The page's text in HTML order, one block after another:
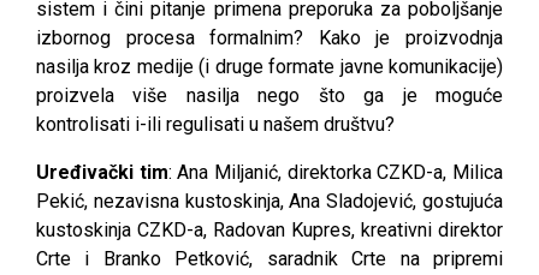
sistem i čini pitanje primena preporuka za poboljšanje
izbornog procesa formalnim? Kako je proizvodnja
nasilja kroz medije (i druge formate javne komunikacije)
proizvela više nasilja nego što ga je moguće
kontrolisati i-ili regulisati u našem društvu?
Uređivački tim: Ana Miljanić, direktorka CZKD-a, Milica
Pekić, nezavisna kustoskinja, Ana Sladojević, gostujuća
kustoskinja CZKD-a, Radovan Kupres, kreativni direktor
Crte i Branko Petković, saradnik Crte na pripremi